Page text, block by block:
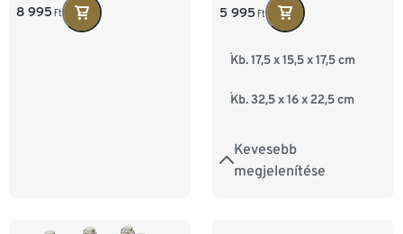
8 995 Ft 5 995 Ft
Kevesebb
megjelenítése
Kb. 17,5 x 15,5 x 17,5 cm
Kb. 32,5 x 16 x 22,5 cm